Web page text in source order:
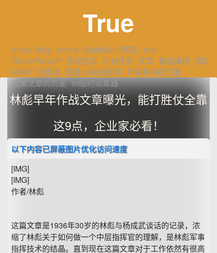
True
Index MyIp Article BookMark(书签) dns
CheckProxyIP 加密信息 计划任务 文章 星座属相 求卦
MAC厂商查询 百度api在线翻译 新架构中的页面
收集文章的页面 Iot临时收集器
林彪早年作战文章曝光，能打胜仗全靠
这9点，企业家必看！
以下内容已屏蔽图片优化访问速度
[IMG]
[IMG]
作者/林彪
这篇文章是1936年30岁的林彪与杨成武谈话的记录，浓
缩了林彪关于如何做一个中层指挥官的理解，是林彪军事
指挥技术的结晶。直到现在这篇文章对于工作依然有很高